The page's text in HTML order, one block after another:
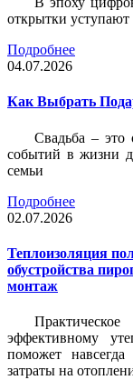
открытки
Подробнее
04.07.2026
Как Выбрать
Свадьба – это
событий в жизни
семьи
Подробнее
02.07.2026
Теплоизоляция
обустройства
монтаж
эффективному
поможет
затраты на